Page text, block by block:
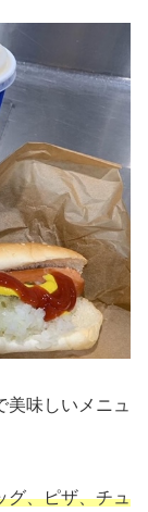
味しいメニュ
グ、ピザ、チュ